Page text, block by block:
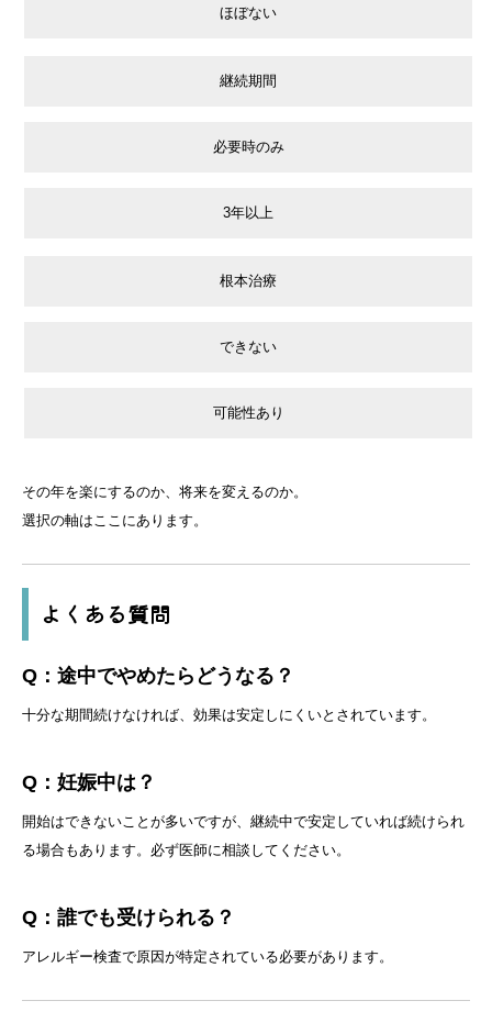
ほぼない
継続期間
必要時のみ
3年以上
根本治療
できない
可能性あり
その年を楽にするのか、将来を変えるのか。
選択の軸はここにあります。
よくある質問
Q：途中でやめたらどうなる？
十分な期間続けなければ、効果は安定しにくいとされています。
Q：妊娠中は？
開始はできないことが多いですが、継続中で安定していれば続けられ
る場合もあります。必ず医師に相談してください。
Q：誰でも受けられる？
アレルギー検査で原因が特定されている必要があります。